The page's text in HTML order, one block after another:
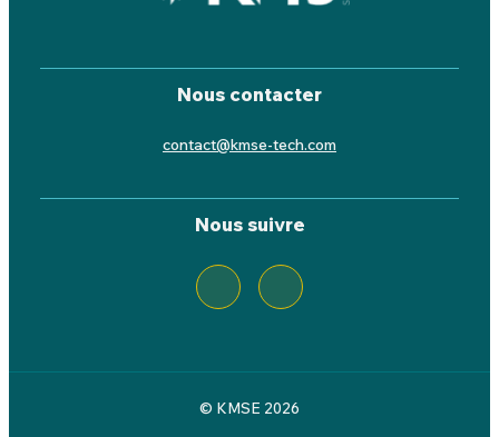
Nous contacter
contact@kmse-tech.com
Nous suivre
© KMSE 2026